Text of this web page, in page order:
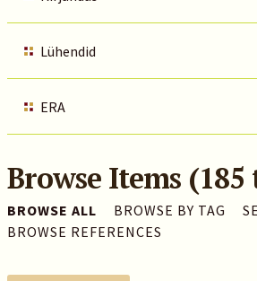
Lühendid
ERA
Browse Items
BROWSE ALL BROWSE BY TAG
BROWSE REFERENCES